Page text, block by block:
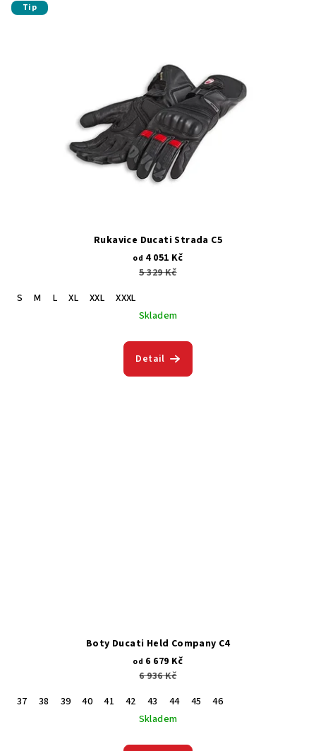
Tip
Rukavice Ducati Strada C5
od 4 051 Kč
5 329 Kč
S
M L XL XXL
XXXL
Skladem
Detail
Boty Ducati Held Company C4
od 6 679 Kč
6 936 Kč
37
38 39 40 41 42 43 44 45
46
Skladem